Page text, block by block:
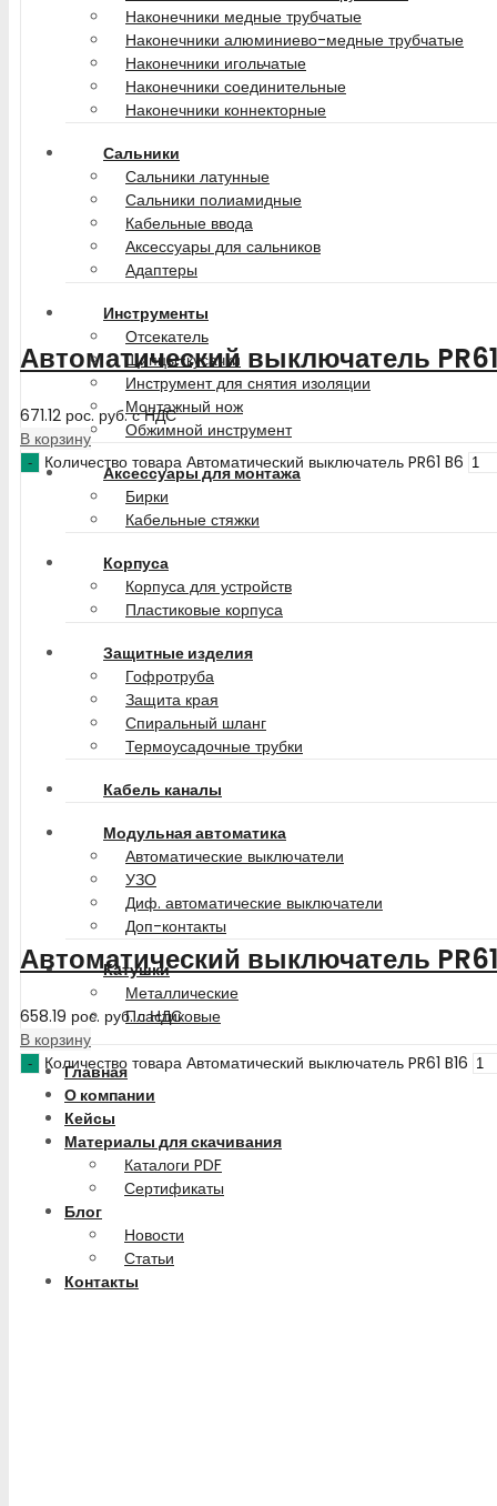
Наконечники медные трубчатые
Наконечники алюминиево-медные трубчатые
Наконечники игольчатые
Наконечники соединительные
Наконечники коннекторные
Сальники
Сальники латунные
Сальники полиамидные
Кабельные ввода
Аксессуары для сальников
Адаптеры
Инструменты
Отсекатель
Щипцы-кусачки
Инструмент для снятия изоляции
Монтажный нож
Обжимной инструмент
Аксессуары для монтажа
Бирки
Кабельные стяжки
Корпуса
Корпуса для устройств
Пластиковые корпуса
Защитные изделия
Гофротруба
Защита края
Спиральный шланг
Термоусадочные трубки
Кабель каналы
Модульная автоматика
Автоматические выключатели
УЗО
Диф. автоматические выключатели
Доп-контакты
Катушки
Металлические
Пластиковые
Главная
О компании
Кейсы
Материалы для скачивания
Каталоги PDF
Сертификаты
Блог
Новости
Статьи
Контакты
Автоматический выключатель
671.12 рос. руб.с НДС
В корзину
Количество товара Автоматический выключатель PR61 B6
Автоматический выключатель
658.19 рос. руб.с НДС
В корзину
Количество товара Автоматический выключатель PR61 B16